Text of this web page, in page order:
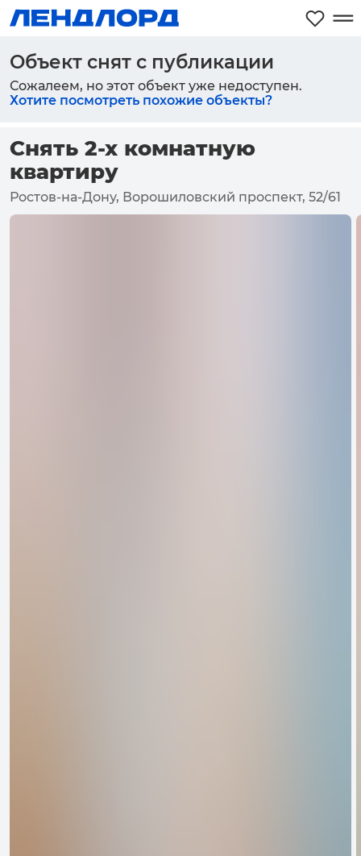
Объект снят с публикации
Сожалеем, но этот объект уже недоступен.
Хотите посмотреть похожие объекты?
Снять 2-х комнатную
квартиру
Ростов-на-Дону, Ворошиловский проспект, 52/61